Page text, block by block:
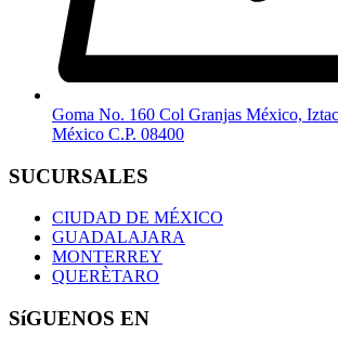
Goma No. 160 Col Granjas México,
México C.P. 08400
SUCURSALES
CIUDAD DE MÉXICO
GUADALAJARA
MONTERREY
QUERÈTARO
SíGUENOS EN